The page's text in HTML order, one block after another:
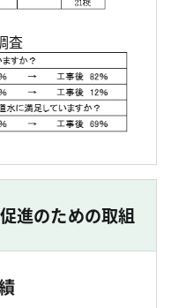
査
進のための取組